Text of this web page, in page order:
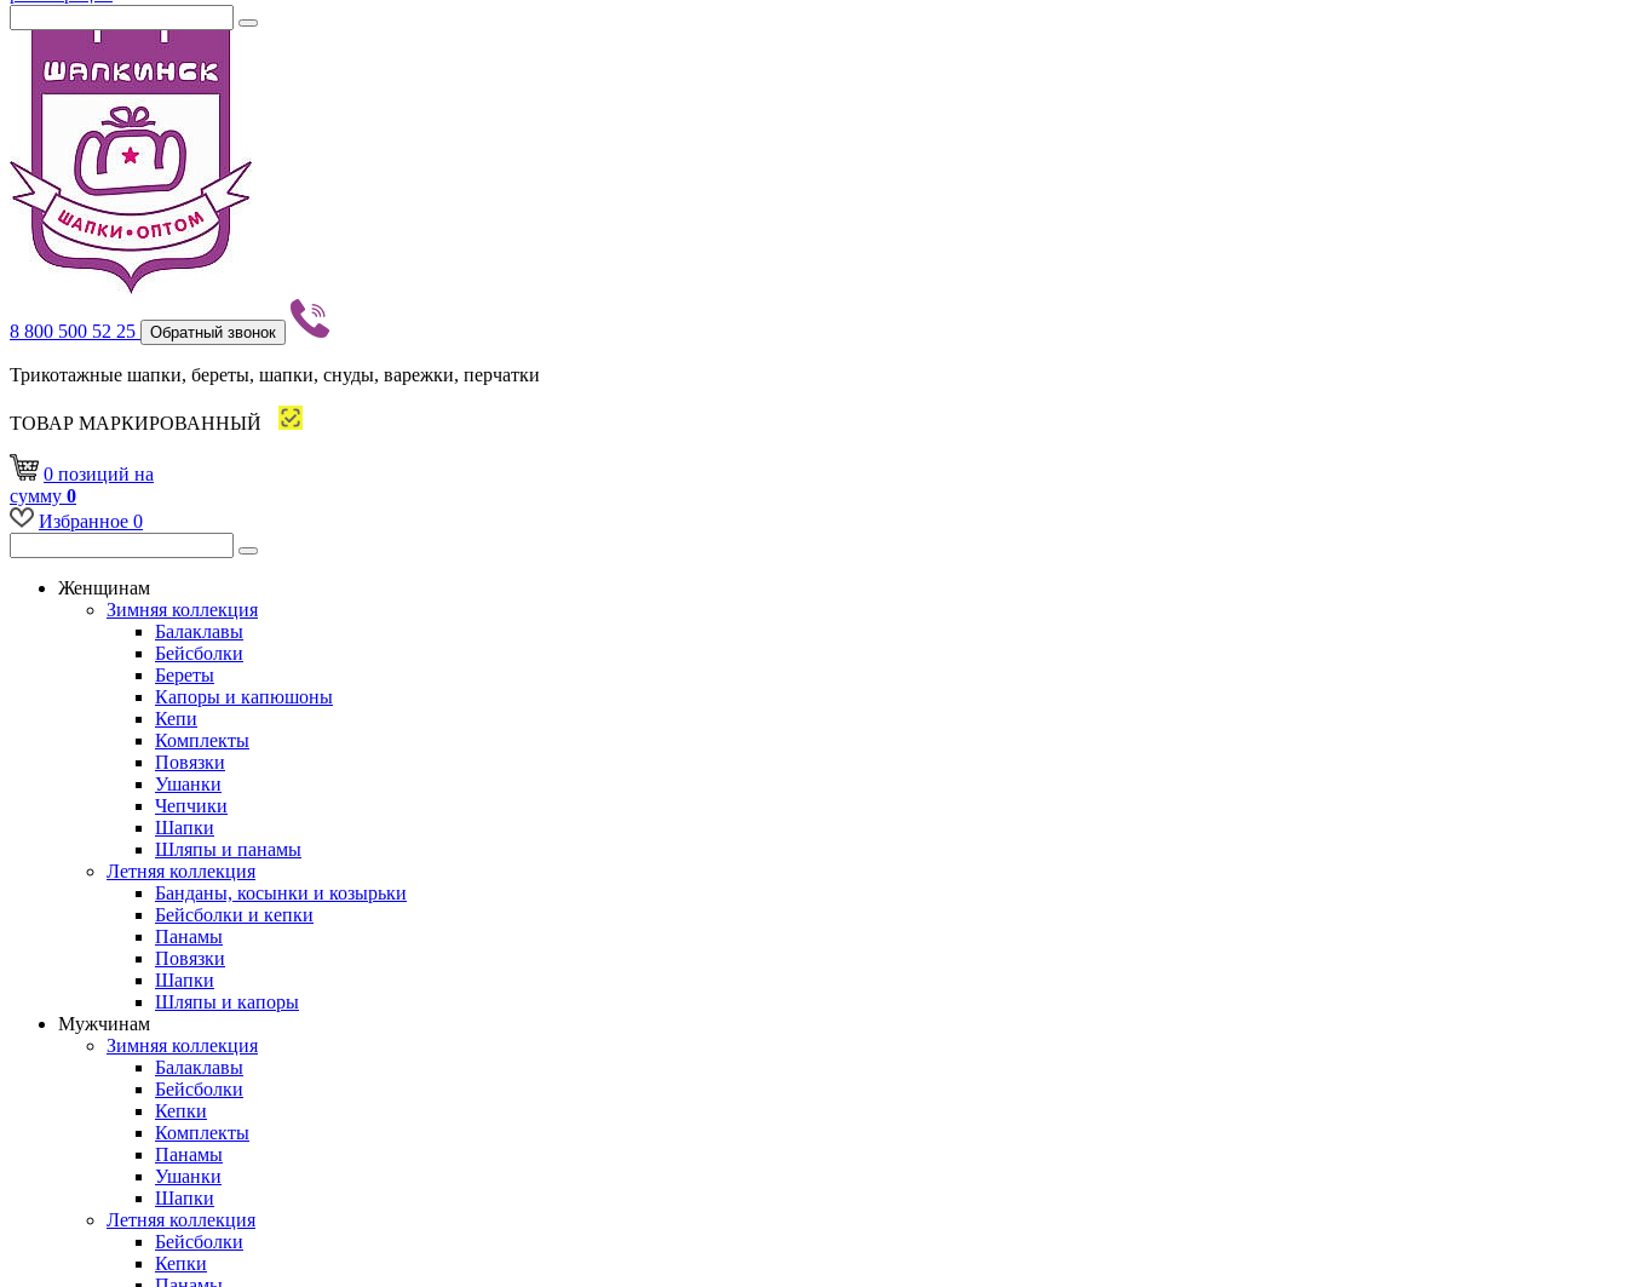
8 800 500 52 25 Обратный звонок
Трикотажные шапки, береты, шапки, снуды, варежки, перчатки
ТОВАР МАРКИРОВАННЫЙ
0 позиций на
сумму 0
Избранное 0
Женщинам
Зимняя коллекция
Балаклавы
Бейсболки
Береты
Капоры и капюшоны
Кепи
Комплекты
Повязки
Ушанки
Чепчики
Шапки
Шляпы и панамы
Летняя коллекция
Банданы, косынки и козырьки
Бейсболки и кепки
Панамы
Повязки
Шапки
Шляпы и капоры
Мужчинам
Зимняя коллекция
Балаклавы
Бейсболки
Кепки
Комплекты
Панамы
Ушанки
Шапки
Летняя коллекция
Бейсболки
Кепки